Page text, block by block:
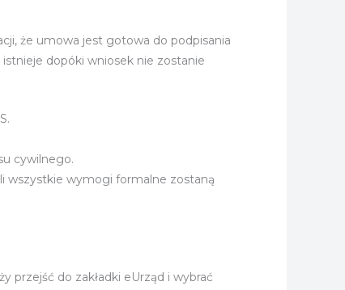
że umowa jest gotowa do podpisania
dopóki wniosek nie zostanie
cywilnego.
wszystkie wymogi formalne zostaną
przejść do zakładki eUrząd i wybrać